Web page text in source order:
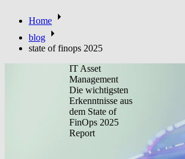
Home
blog
state of finops 2025
IT Asset
Management
Die wichtigsten
Erkenntnisse aus
dem State of
FinOps 2025
Report